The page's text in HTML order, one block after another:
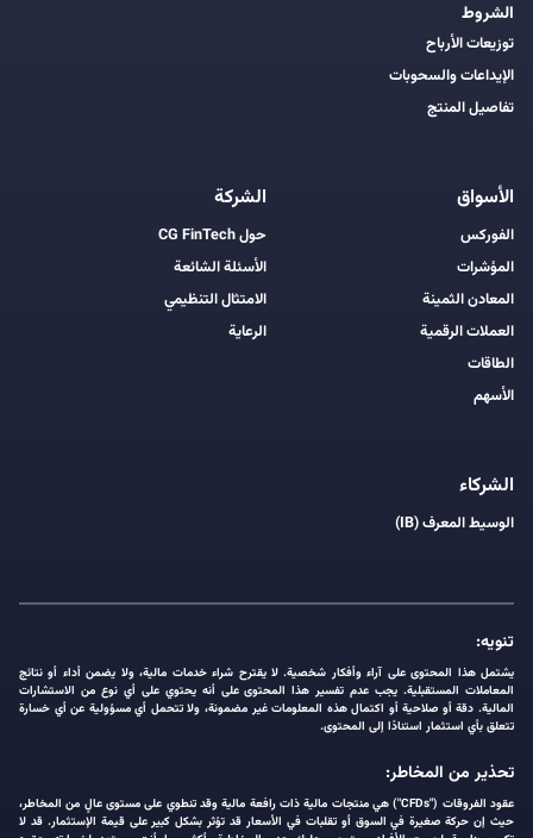
الشروط
توزيعات الأرباح
الإيداعات والسحوبات
تفاصيل المنتج
الأسواق
الفوركس
المؤشرات
المعادن الثمينة
العملات الرقمية
الطاقات
الأسهم
الشركة
حول CG FinTech
الأسئلة الشائعة
الامتثال التنظيمي
الرعاية
الشركاء
الوسيط المعرف (IB)
تنويه:
يشتمل هذا المحتوى على آراء وأفكار شخصية. لا يقترح شراء خدمات مالية، ولا يضمن أداء أو نتائج
المعاملات المستقبلية. يجب عدم تفسير هذا المحتوى على أنه يحتوي على أي نوع من الاستشارات
المالية. دقة أو صلاحية أو اكتمال هذه المعلومات غير مضمونة، ولا تتحمل أي مسؤولية عن أي خسارة
تتعلق بأي استثمار استنادًا إلى المحتوى.
تحذير من المخاطر:
عقود الفروقات ("CFDs") هي منتجات مالية ذات رافعة مالية وقد تنطوي على مستوى عالٍ من المخاطر،
حيث إن حركة صغيرة في السوق أو تقلبات في الأسعار قد تؤثر بشكل كبير على قيمة الإستثمار. قد لا